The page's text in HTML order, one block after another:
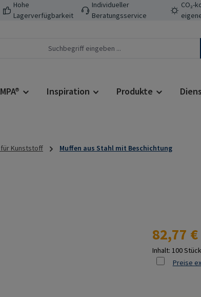
Hohe
Lagerverfügbarkeit
Individueller
Beratungsservice
CO₂-
Inspiration Produkte
Kunststoff Muffen aus Stahl mit Beschichtung
Regulärer
82,77 €
Inhalt: 100 Stück
Preise